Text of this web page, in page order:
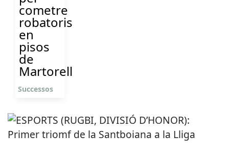
cometre
robatoris
en
pisos
de
Martorell
Successos